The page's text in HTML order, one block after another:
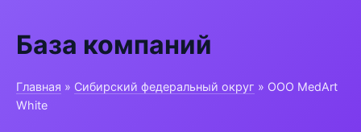
База компаний
Главная » Сибирский федеральный округ » ООО MedArt
White